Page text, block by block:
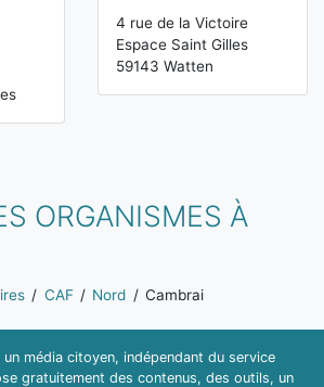
4 rue de la Victoire
Espace Saint Gilles
59143 Watten
ORGANISMES À
CAF Nord Cambrai
média citoyen, indépendant du service
gratuitement des contenus, des outils, un